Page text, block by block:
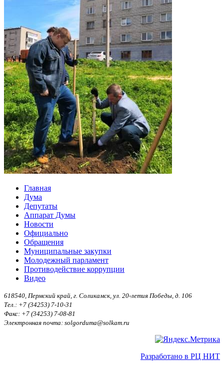
Главная
Дума
Депутаты
Аппарат Думы
Новости
Официально
Обращения
Муниципальные закупки
Молодежный парламент
Противодействие коррупции
Видео
618540, Пермский край, г. Соликамск, ул. 20-летия Победы, д. 106
Тел.: +7 (34253) 7-10-31
Факс: +7 (34253) 7-08-81
Электронная почта: solgorduma@solkam.ru
Разработано в РЦ НИТ